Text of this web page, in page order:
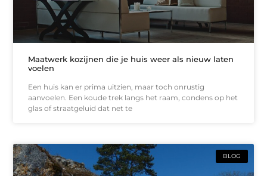
Maatwerk kozijnen die je huis weer als nieuw laten
voelen
Een huis kan er prima uitzien, maar toch onrustig
aanvoelen. Een koude trek langs het raam, condens op het
glas of straatgeluid dat net te
BLOG